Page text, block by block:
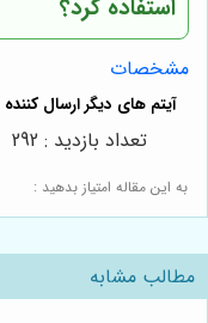
استفاده کرد؟
مشخصات
به این مقاله امتیاز بدهید :
تعداد بازدید : 292
مطالب مشابه